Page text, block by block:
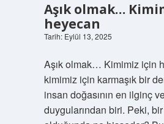
Aşık olmak…
heyecan
Tarih: Eylül 13, 2025
Aşık olmak… Kimimiz için
kimimiz için karmaşık bir
insan doğasının en ilginç
duygularından biri. Peki,